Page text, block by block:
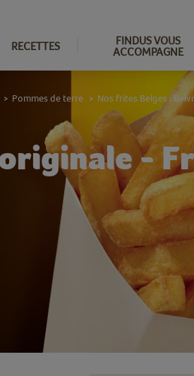
RECETTES
FINDUS VOUS
ACCOMPAGNE
-
> Pommes de terre > Nos frites Belges :